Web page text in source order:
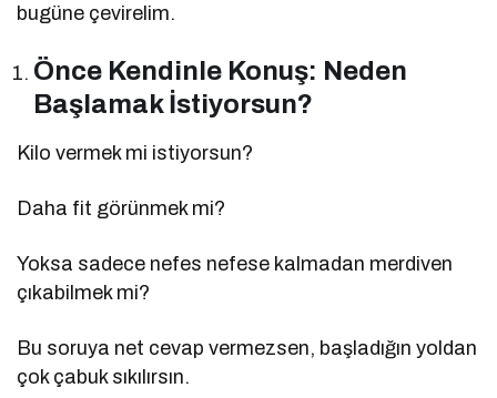
bugüne çevirelim.
Önce Kendinle Konuş: Neden
Başlamak İstiyorsun?
Kilo vermek mi istiyorsun?
Daha fit görünmek mi?
Yoksa sadece nefes nefese kalmadan merdiven
çıkabilmek mi?
Bu soruya net cevap vermezsen, başladığın yoldan
çok çabuk sıkılırsın.